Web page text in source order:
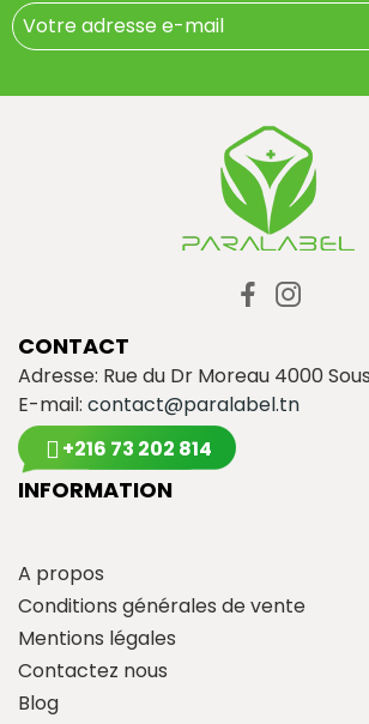
CONTACT
Adresse: Rue du Dr Moreau 4000
E-mail: contact@paralabel.tn
+216 73 202 814
INFORMATION
A propos
Conditions générales de vente
Mentions légales
Contactez nous
Blog